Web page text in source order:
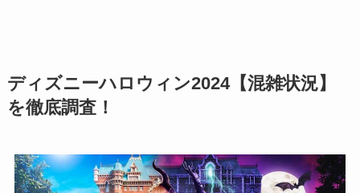
ディズニーハロウィン2024【混雑状況】
を徹底調査！